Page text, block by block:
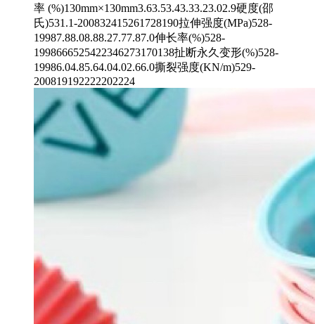
率 (%)130mm×130mm3.63.53.43.33.23.02.9硬度(邵
氏)531.1-200832415261728190拉伸强度(MPa)528-
19987.88.08.88.27.77.87.0伸长率(%)528-
1998666525422346273170138扯断永久变形(%)528-
19986.04.85.64.04.02.66.0撕裂强度(KN/m)529-
200819192222202224